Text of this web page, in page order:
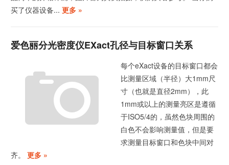
买了仪器设备...更多 »
爱色丽分光密度仪eXact孔径与目标窗口关系
每个eXact设备的目标窗口都会
比测量区域（半径）大1mm尺
寸（也就是直径2mm），此
1mm或以上的测量亮区是遵循
于ISO5/4的，虽然色块周围的
白色不会影响测量值，但是要
求测量目标窗口和色块中间对
齐。
更多 »